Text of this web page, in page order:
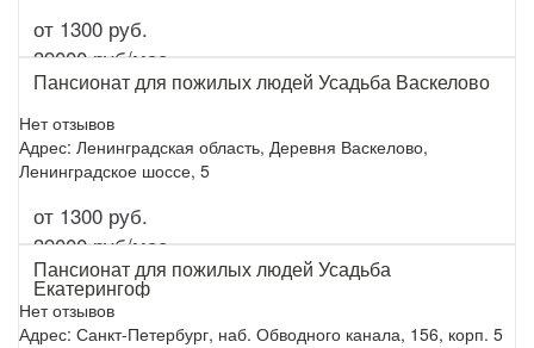
от 1300 руб.
39000 руб/мес.
Пансионат для пожилых людей Усадьба Васкелово
Нет отзывов
Адрес: Ленинградская область, Деревня Васкелово,
Ленинградское шоссе, 5
от 1300 руб.
39000 руб/мес.
Пансионат для пожилых людей Усадьба
Екатерингоф
Нет отзывов
Адрес: Санкт-Петербург, наб. Обводного канала, 156, корп. 5